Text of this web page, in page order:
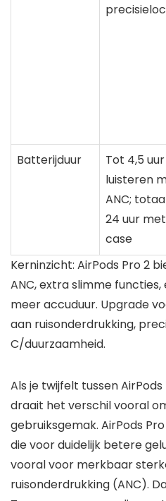
Batterijduur
Tot 4,5 uur
luisteren
ANC;
24 uur met
case
Kerninzicht: AirPods Pro 2
ANC, extra slimme
meer accuduur. Upgrade
aan ruisonderdrukking,
C/duurzaamheid.
Als je twijfelt tussen
draait het verschil vooral
gebruiksgemak. AirPods
die voor duidelijk betere
vooral voor merkbaar
ruisonderdrukking (ANC).